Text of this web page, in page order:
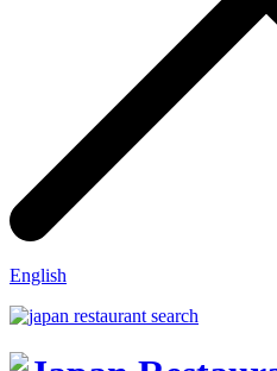
English